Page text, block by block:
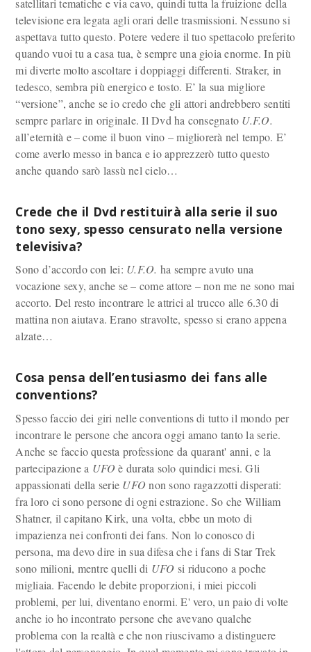
satellitari tematiche e via cavo, quindi tutta la fruizione della
televisione era legata agli orari delle trasmissioni. Nessuno si
aspettava tutto questo. Potere vedere il tuo spettacolo preferito
quando vuoi tu a casa tua, è sempre una gioia enorme. In più
mi diverte molto ascoltare i doppiaggi differenti. Straker, in
tedesco, sembra più energico e tosto. E’ la sua migliore
“versione”, anche se io credo che gli attori andrebbero sentiti
sempre parlare in originale. Il Dvd ha consegnato U.F.O.
all’eternità e – come il buon vino – migliorerà nel tempo. E’
come averlo messo in banca e io apprezzerò tutto questo
anche quando sarò lassù nel cielo…
Crede che il Dvd restituirà alla serie il suo
tono sexy, spesso censurato nella versione
televisiva?
Sono d’accordo con lei: U.F.O. ha sempre avuto una
vocazione sexy, anche se – come attore – non me ne sono mai
accorto. Del resto incontrare le attrici al trucco alle 6.30 di
mattina non aiutava. Erano stravolte, spesso si erano appena
alzate…
Cosa pensa dell’entusiasmo dei fans alle
conventions?
Spesso faccio dei giri nelle conventions di tutto il mondo per
incontrare le persone che ancora oggi amano tanto la serie.
Anche se faccio questa professione da quarant' anni, e la
partecipazione a UFO è durata solo quindici mesi. Gli
appassionati della serie UFO non sono ragazzotti disperati:
fra loro ci sono persone di ogni estrazione. So che William
Shatner, il capitano Kirk, una volta, ebbe un moto di
impazienza nei confronti dei fans. Non lo conosco di
persona, ma devo dire in sua difesa che i fans di Star Trek
sono milioni, mentre quelli di UFO si riducono a poche
migliaia. Facendo le debite proporzioni, i miei piccoli
problemi, per lui, diventano enormi. E' vero, un paio di volte
anche io ho incontrato persone che avevano qualche
problema con la realtà e che non riuscivamo a distinguere